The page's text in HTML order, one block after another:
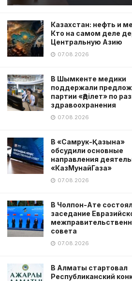
Казахстан: нефть и
Кто на самом деле
Центральную Азию
07.08.2026
В Шымкенте медики
поддержали
партии «Әділет» по
здравоохранения
07.08.2026
В «Самрук-Қазына»
обсудили основные
направления
«КазМунайГаза»
07.08.2026
В Чолпон-Ате
заседание
совета
07.08.2026
В Алматы стартовал
Республиканский